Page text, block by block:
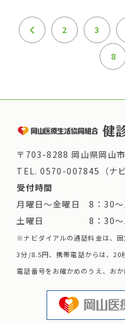
2 3
8
〒703-8288 岡山県岡山
TEL.0570-007845（ナビ
受付時間
月曜日～金曜日 8：30
土曜日 8：30～
※ナビダイアルの通話料金は、固
3分/8.5円、携帯電話からは、20
電話番号をお確かめのうえ、おか